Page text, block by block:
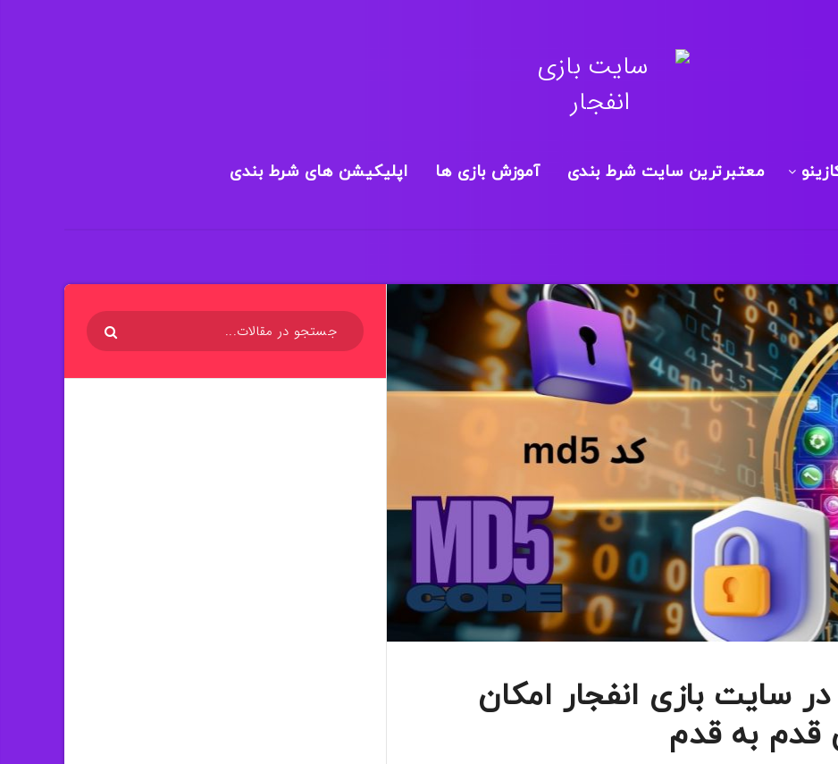
معتبرترین سایت شرط بندی آموزش بازی ها اپلیکیشن های شرط بندی
رمزگشایی کد md5 در سایت بازی انفجار امکان
به قدم